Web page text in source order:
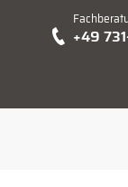
eingeben:
+49